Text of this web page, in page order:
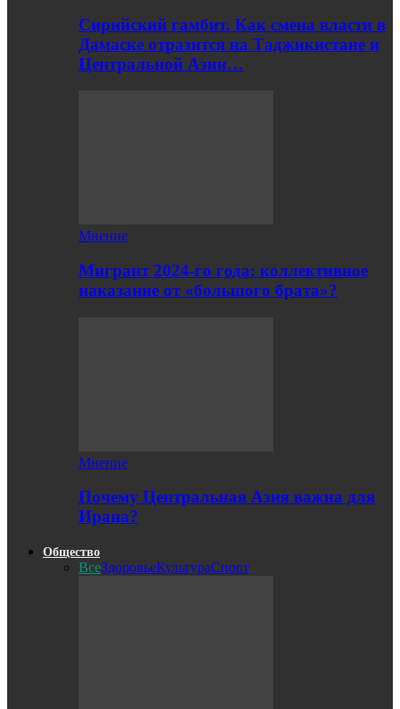
Сирийский гамбит. Как смена власти в
Дамаске отразится на Таджикистане и
Центральной Азии…
Мнение
Мигрант 2024-го года: коллективное
наказание от «большого брата»?
Мнение
Почему Центральная Азия важна для
Ирана?
Общество
ВсеЗдоровьеКультураСпорт